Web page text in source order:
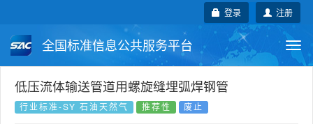
注册
登录
全国标准信息公共服务平台
国家标准 行业标准
低压流体输送管道用螺旋缝埋弧焊钢管
行业标准-SY 石油天然气 推荐性 废止